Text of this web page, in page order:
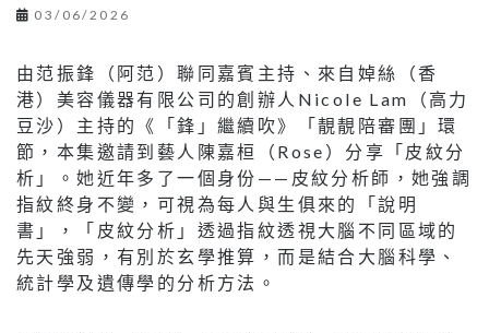
03/06/2026
由范振鋒（阿范）聯同嘉賓主持、來自婥絲（香
港）美容儀器有限公司的創辦人Nicole Lam（高力
豆沙）主持的《「鋒」繼續吹》「靚靚陪審團」環
節，本集邀請到藝人陳嘉桓（Rose）分享「皮紋分
析」。她近年多了一個身份——皮紋分析師，她強調
指紋終身不變，可視為每人與生俱來的「說明
書」，「皮紋分析」透過指紋透視大腦不同區域的
先天強弱，有別於玄學推算，而是結合大腦科學、
統計學及遺傳學的分析方法。